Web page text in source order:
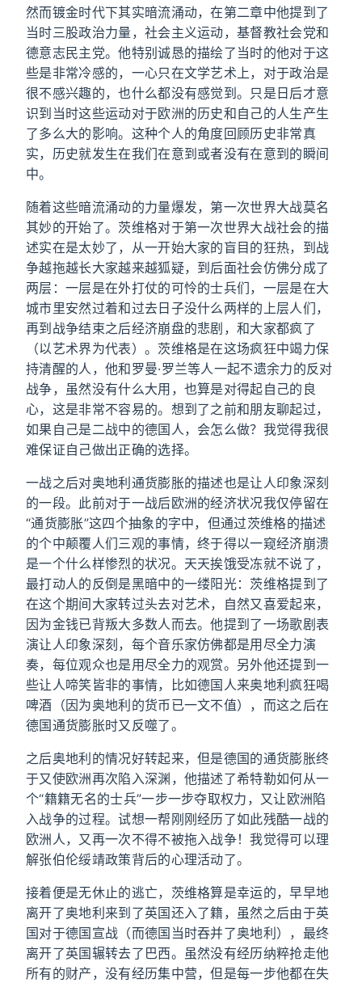
然而镀金时代下其实暗流涌动，在第二章中他提到了
当时三股政治力量，社会主义运动，基督教社会党和
德意志民主党。他特别诚恳的描绘了当时的他对于这
些是非常冷感的，一心只在文学艺术上，对于政治是
很不感兴趣的，也什么都没有感觉到。只是日后才意
识到当时这些运动对于欧洲的历史和自己的人生产生
了多么大的影响。这种个人的角度回顾历史非常真
实，历史就发生在我们在意到或者没有在意到的瞬间
中。
随着这些暗流涌动的力量爆发，第一次世界大战莫名
其妙的开始了。茨维格对于第一次世界大战社会的描
述实在是太妙了，从一开始大家的盲目的狂热，到战
争越拖越长大家越来越狐疑，到后面社会仿佛分成了
两层：一层是在外打仗的可怜的士兵们，一层是在大
城市里安然过着和过去日子没什么两样的上层人们，
再到战争结束之后经济崩盘的悲剧，和大家都疯了
（以艺术界为代表）。茨维格是在这场疯狂中竭力保
持清醒的人，他和罗曼·罗兰等人一起不遗余力的反对
战争，虽然没有什么大用，也算是对得起自己的良
心，这是非常不容易的。想到了之前和朋友聊起过，
如果自己是二战中的德国人，会怎么做？我觉得我很
难保证自己做出正确的选择。
一战之后对奥地利通货膨胀的描述也是让人印象深刻
的一段。此前对于一战后欧洲的经济状况我仅停留在
“通货膨胀”这四个抽象的字中，但通过茨维格的描述
的个中颠覆人们三观的事情，终于得以一窥经济崩溃
是一个什么样惨烈的状况。天天挨饿受冻就不说了，
最打动人的反倒是黑暗中的一缕阳光：茨维格提到了
在这个期间大家转过头去对艺术，自然又喜爱起来，
因为金钱已背叛大多数人而去。他提到了一场歌剧表
演让人印象深刻，每个音乐家仿佛都是用尽全力演
奏，每位观众也是用尽全力的观赏。另外他还提到一
些让人啼笑皆非的事情，比如德国人来奥地利疯狂喝
啤酒（因为奥地利的货币已一文不值），而这之后在
德国通货膨胀时又反噬了。
之后奥地利的情况好转起来，但是德国的通货膨胀终
于又使欧洲再次陷入深渊，他描述了希特勒如何从一
个“籍籍无名的士兵”一步一步夺取权力，又让欧洲陷
入战争的过程。试想一帮刚刚经历了如此残酷一战的
欧洲人，又再一次不得不被拖入战争！我觉得可以理
解张伯伦绥靖政策背后的心理活动了。
接着便是无休止的逃亡，茨维格算是幸运的，早早地
离开了奥地利来到了英国还入了籍，虽然之后由于英
国对于德国宣战（而德国当时吞并了奥地利），最终
离开了英国辗转去了巴西。虽然没有经历纳粹抢走他
所有的财产，没有经历集中营，但是每一步他都在失